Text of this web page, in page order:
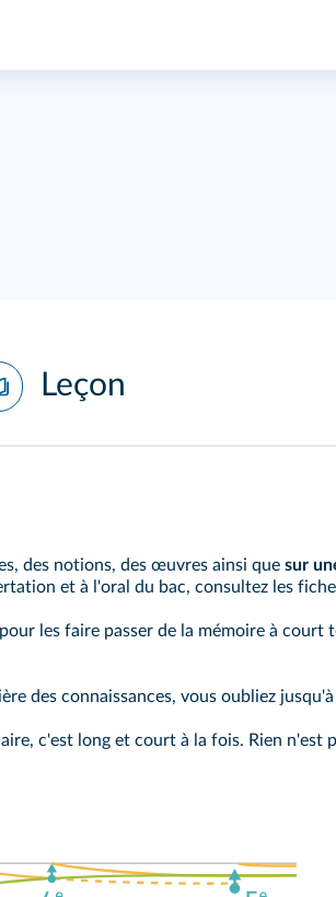
Leçon
des notions, des œuvres ainsi que sur
et à l'oral du bac, consultez les
pour les faire passer de la mémoire à court
des connaissances, vous oubliez
c'est long et court à la fois. Rien n'est